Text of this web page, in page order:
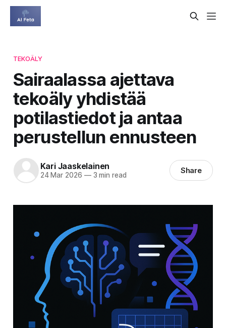
TEKOÄLY
Sairaalassa ajettava
tekoäly yhdistää
potilastiedot ja antaa
perustellun ennusteen
Kari Jaaskelainen
24 Mar 2026 —3 min read Share